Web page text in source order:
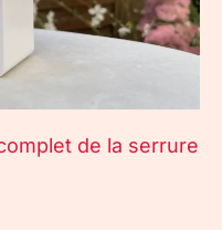
de la serrure